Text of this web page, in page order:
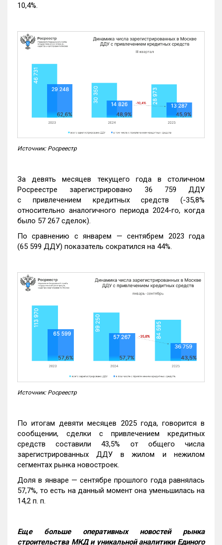
10,4%.
Источник: Росреестр
За девять месяцев текущего года в столичном
Росреестре зарегистрировано 36 759 ДДУ
с привлечением кредитных средств (-35,8%
относительно аналогичного периода 2024-го, когда
было 57 267 сделок).
По сравнению с январем — сентябрем 2023 года
(65 599 ДДУ) показатель сократился на 44%.
Источник: Росреестр
По итогам девяти месяцев 2025 года, говорится в
сообщении, сделки с привлечением кредитных
средств составили 43,5% от общего числа
зарегистрированных ДДУ в жилом и нежилом
сегментах рынка новостроек.
Доля в январе — сентябре прошлого года равнялась
57,7%, то есть на данный момент она уменьшилась на
14,2 п. п.
Еще больше оперативных новостей рынка
строительства МКД и уникальной аналитики Единого